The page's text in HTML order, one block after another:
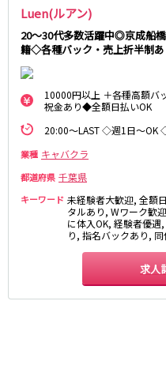
Luen(ルアン)
20～30代多数活躍中◎京成船
籍◇各種バック・売上折半制あ
10000円以上 ＋各種高額バ
祝金あり◆全額日払いOK
20:00～LAST ◇週1日～OK
業種 キャバクラ
都道府県 千葉県
キーワード 未経験者大歓迎, 全額
タルあり, Wワーク歓
に体入OK, 経験者優遇
り, 指名バックあり,
求人
渋谷
八王子
六本木
恵比寿
赤坂
自由が丘・学芸大学
駒込・日暮里
東陽町・門前仲町
目黒・中目黒
亀有・金町
上野御徒町駅
練馬駅
東新宿駅
麻布十番駅
JR中央・総武線
千葉駅
新宿駅
船橋駅
中野駅
高円寺駅